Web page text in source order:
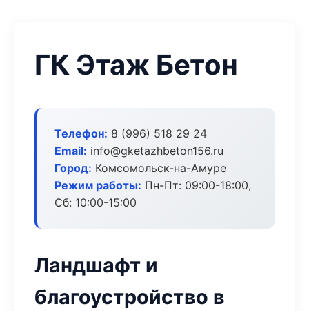
ГК Этаж Бетон
Телефон: 8 (996) 518 29 24
Email: info@gketazhbeton156.ru
Город: Комсомольск-на-Амуре
Режим работы: Пн-Пт: 09:00-18:00,
Сб: 10:00-15:00
Ландшафт и
благоустройство в